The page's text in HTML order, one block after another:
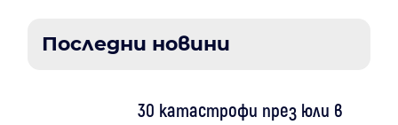
Последни новини
30 катастрофи през юли в